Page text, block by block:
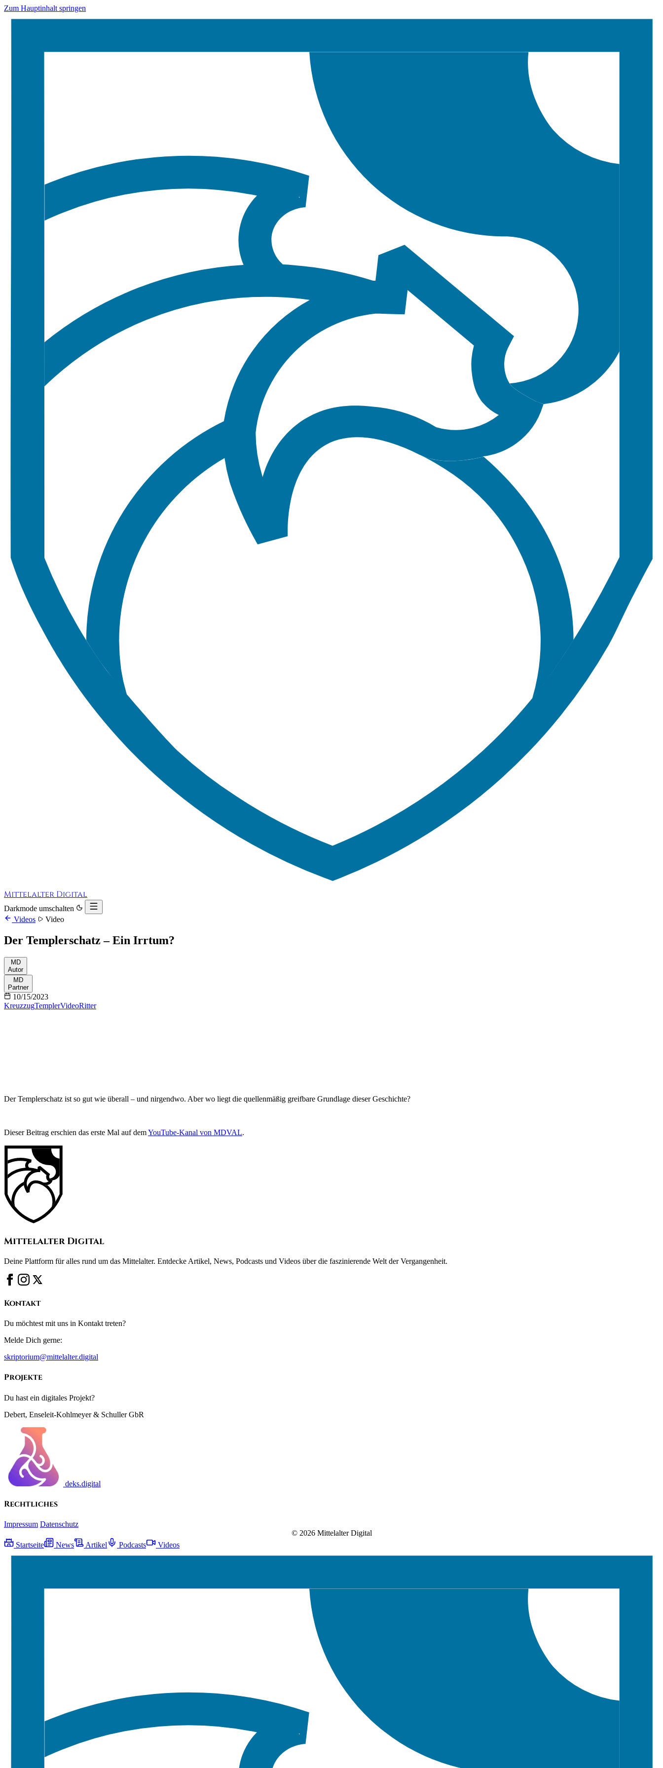
Zum Hauptinhalt springen
Mittelalter Digital
Darkmode umschalten
Videos
Video
Der Templerschatz – Ein Irrtum?
MD
Autor
MD
Partner
10/15/2023
KreuzzugTemplerVideoRitter
Der Templerschatz ist so gut wie überall – und nirgendwo. Aber wo liegt die quellenmäßig greifbare Grundlage dieser Geschichte?
Dieser Beitrag erschien das erste Mal auf demYouTube-Kanal von MDVAL.
Mittelalter Digital
Deine Plattform für alles rund um das Mittelalter. Entdecke Artikel, News, Podcasts und Videos über die faszinierende Welt der Vergangenheit.
Kontakt
Du möchtest mit uns in Kontakt treten?
Melde Dich gerne:
skriptorium@mittelalter.digital
Projekte
Du hast ein digitales Projekt?
Debert, Enseleit-Kohlmeyer & Schuller GbR
deks.digital
Rechtliches
Impressum Datenschutz
© 2026 Mittelalter Digital
Startseite
News Artikel Podcasts Videos